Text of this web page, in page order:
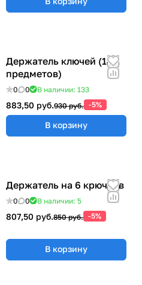
Держатель ключей (14
предметов)
0 0 В наличии: 133
883,50 руб.930 руб. -5%
В корзину
Держатель на 6 крючков
0 0 В наличии: 5
807,50 руб.850 руб. -5%
В корзину